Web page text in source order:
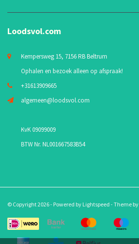
Loodsvol.com
Kempersweg 15, 7156 RB Beltrum
Ophalen en bezoek alleen op afspraak!
+31613909665
algemeen@loodsvol.com
KvK 09099009
BTW Nr. NL001667583B54
© Copyright 2026 - Powered by Lightspeed - Theme by